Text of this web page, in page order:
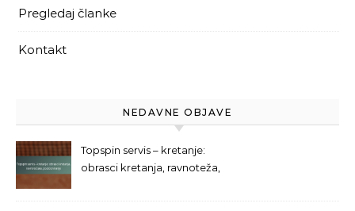
Pregledaj članke
Kontakt
NEDAVNE OBJAVE
Topspin servis – kretanje:
obrasci kretanja, ravnoteža,